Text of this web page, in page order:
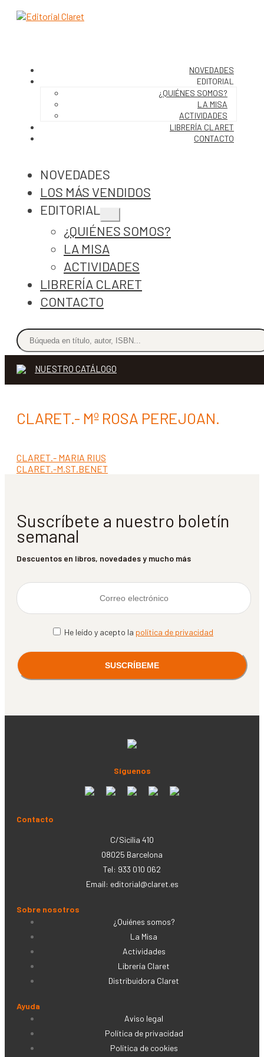
NOVEDADES
EDITORIAL
¿QUIÉNES SOMOS?
LA MISA
ACTIVIDADES
LIBRERÍA CLARET
CONTACTO
NOVEDADES
LOS MÁS VENDIDOS
EDITORIAL
Expandir
el
menú
¿QUIÉNES SOMOS?
LA MISA
ACTIVIDADES
LIBRERÍA CLARET
CONTACTO
NUESTRO CATÁLOGO
CLARET.- Mº ROSA PEREJOAN.
Navegación
de
Anterior:
CLARET.- MARIA RIUS
Siguiente:
CLARET.-M.ST.BENET
Suscríbete a nuestro boletín
semanal
Descuentos en libros, novedades y mucho más
He leído y acepto la política de privacidad
Síguenos
Contacto
C/Sicília 410
08025 Barcelona
Tel: 933 010 062
Email: editorial@claret.es
Sobre nosotros
¿Quiénes somos?
La Misa
Actividades
Librería Claret
Distribuidora Claret
Ayuda
Aviso legal
Política de privacidad
Política de cookies